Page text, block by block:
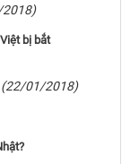
bị bắt
(22/01/2018)